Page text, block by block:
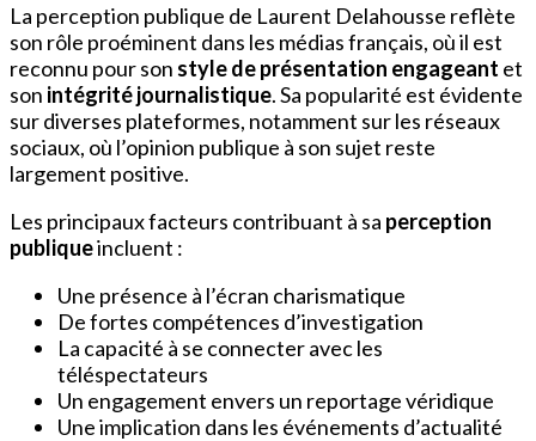
La perception publique de Laurent Delahousse reflète
son rôle proéminent dans les médias français, où il est
reconnu pour son style de présentation engageant et
son intégrité journalistique. Sa popularité est évidente
sur diverses plateformes, notamment sur les réseaux
sociaux, où l’opinion publique à son sujet reste
largement positive.
Les principaux facteurs contribuant à sa perception
publiqueincluent :
Une présence à l’écran charismatique
De fortes compétences d’investigation
La capacité à se connecter avec les
téléspectateurs
Un engagement envers un reportage véridique
Une implication dans les événements d’actualité